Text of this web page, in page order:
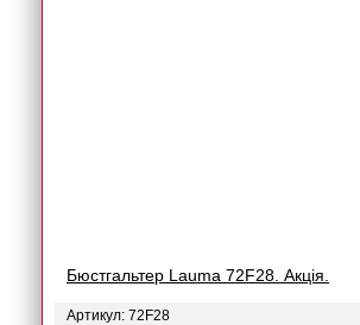
Бюстгальтер Lauma 72F28. Акція.
Артикул: 72F28